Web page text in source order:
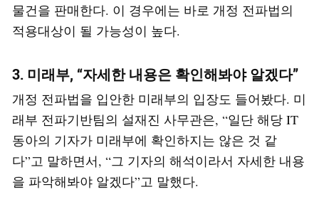
물건을 판매한다. 이 경우에는 바로 개정 전파법의
적용대상이 될 가능성이 높다.
3. 미래부, “자세한 내용은 확인해봐야 알겠다”
개정 전파법을 입안한 미래부의 입장도 들어봤다. 미
래부 전파기반팀의 설재진 사무관은, “일단 해당 IT
동아의 기자가 미래부에 확인하지는 않은 것 같
다”고 말하면서, “그 기자의 해석이라서 자세한 내용
을 파악해봐야 알겠다”고 말했다.